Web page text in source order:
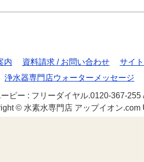
内 資料請求 / お問い合わせ
サイ
浄水器専門店ウォーターメッセージ
ピー : フリーダイヤル.0120-367-
© 水素水専門店 アップイオン